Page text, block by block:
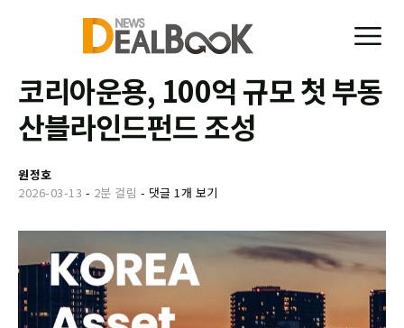
코리아운용, 100억 규모 첫 부동
산블라인드펀드 조성
원정호
2026-03-13 - 2분 걸림 - 댓글 1개 보기